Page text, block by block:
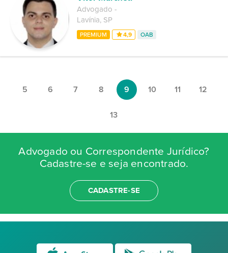
Advogado -
Lavínia, SP
PREMIUM 4,9 OAB
5 6 7 8 9 10 11 12
13
Advogado ou Correspondente Jurídico?
Cadastre-se e seja encontrado.
CADASTRE-SE